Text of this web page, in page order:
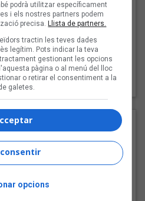
cabres"
amb Compte
podrà utilitzar específicament
i els nostres partners podem
precisa. Llista de partners.
tractin les teves dades
legítim. Pots indicar la teva
gestionant les opcions
pàgina o al menú del lloc
o retirar el consentiment a la
galetes.
opcions